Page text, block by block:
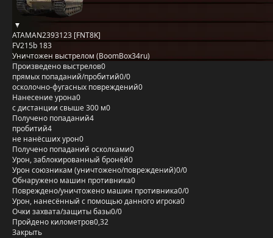
ATAMAN2393123 [FNT8K]
FV215b 183
Уничтожен выстрелом (BoomBox34ru)
Произведено выстрелов0
прямых попаданий/пробитий0/0
осколочно-фугасных повреждений0
Нанесение урона0
с дистанции свыше 300 м0
Получено попаданий4
пробитий4
не нанёсших урон0
Получено попаданий осколками0
Урон, заблокированный бронёй0
Урон союзникам (уничтожено/повреждений)0/0
Обнаружено машин противника0
Повреждено/уничтожено машин противника0/0
Урон, нанесённый с помощью данного игрока0
Очки захвата/защиты базы0/0
Пройдено километров0,32
Закрыть